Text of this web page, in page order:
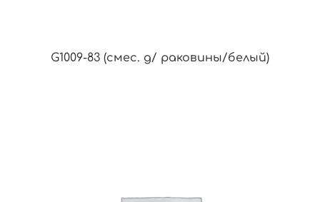
G1009-83 (смес. д/ раковины/белый)